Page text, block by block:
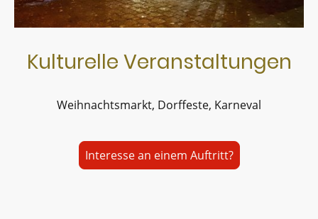
Kulturelle Veranstaltungen
Weihnachtsmarkt, Dorffeste, Karneval
Interesse an einem Auftritt?